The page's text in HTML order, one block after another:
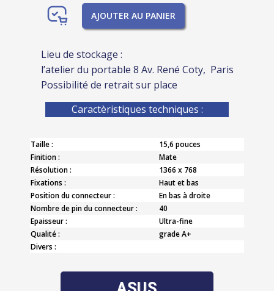
AJOUTER AU PANIER
Lieu de stockage :
l’atelier du portable 8 Av. René Coty, Paris
Possibilité de retrait sur place
Caractèristiques techniques :
Taille :
15,6 pouces
Finition :
Mate
Résolution :
1366 x 768
Fixations :
Haut et bas
Position du connecteur :
En bas à droite
Nombre de pin du connecteur :
40
Epaisseur :
Ultra-fine
Qualité :
grade A+
Divers :